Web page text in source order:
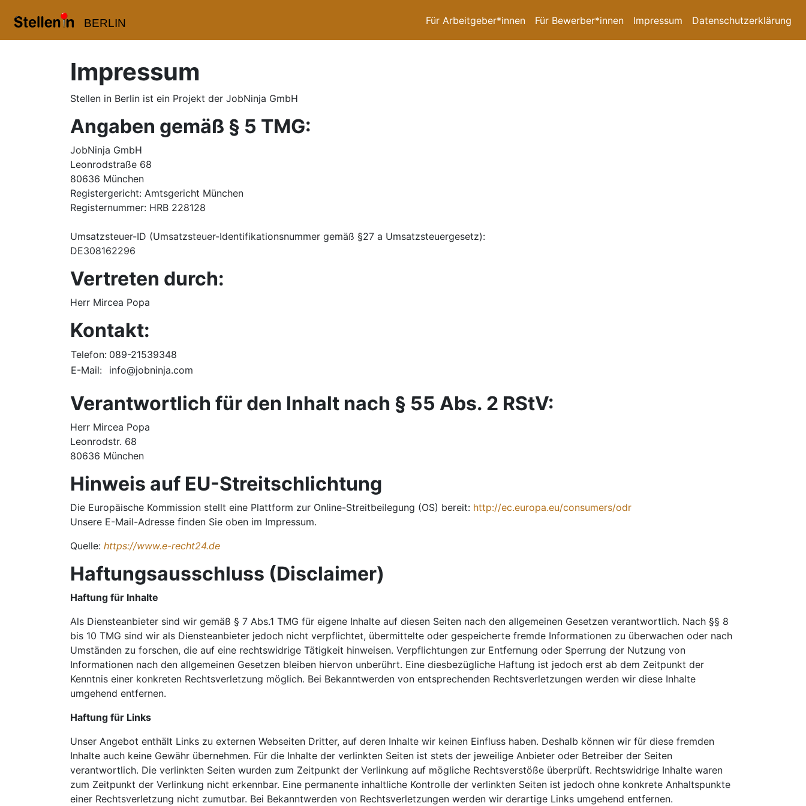
BERLIN Für Arbeitgeber*innen Für Bewerber*innen Impressum Datenschutzerklärung
Impressum
Stellen in Berlin ist ein Projekt der JobNinja GmbH
Angaben gemäß § 5 TMG:
JobNinja GmbH
Leonrodstraße 68
80636 München
Registergericht: Amtsgericht München
Registernummer: HRB 228128
Umsatzsteuer-ID (Umsatzsteuer-Identifikationsnummer gemäß §27 a Umsatzsteuergesetz):
DE308162296
Vertreten durch:
Herr Mircea Popa
Kontakt:
Telefon: 089-21539348
E-Mail:
info@jobninja.com
Verantwortlich für den Inhalt nach § 55 Abs. 2 RStV:
Herr Mircea Popa
Leonrodstr. 68
80636 München
Hinweis auf EU-Streitschlichtung
Die Europäische Kommission stellt eine Plattform zur Online-Streitbeilegung (OS) bereit: http://ec.europa.eu/consumers/odr
Unsere E-Mail-Adresse finden Sie oben im Impressum.
Quelle: https://www.e-recht24.de
Haftungsausschluss (Disclaimer)
Haftung für Inhalte
Als Diensteanbieter sind wir gemäß § 7 Abs.1 TMG für eigene Inhalte auf diesen Seiten nach den allgemeinen Gesetzen verantwortlich. Nach §§ 8
bis 10 TMG sind wir als Diensteanbieter jedoch nicht verpflichtet, übermittelte oder gespeicherte fremde Informationen zu überwachen oder nach
Umständen zu forschen, die auf eine rechtswidrige Tätigkeit hinweisen. Verpflichtungen zur Entfernung oder Sperrung der Nutzung von
Informationen nach den allgemeinen Gesetzen bleiben hiervon unberührt. Eine diesbezügliche Haftung ist jedoch erst ab dem Zeitpunkt der
Kenntnis einer konkreten Rechtsverletzung möglich. Bei Bekanntwerden von entsprechenden Rechtsverletzungen werden wir diese Inhalte
umgehend entfernen.
Haftung für Links
Unser Angebot enthält Links zu externen Webseiten Dritter, auf deren Inhalte wir keinen Einfluss haben. Deshalb können wir für diese fremden
Inhalte auch keine Gewähr übernehmen. Für die Inhalte der verlinkten Seiten ist stets der jeweilige Anbieter oder Betreiber der Seiten
verantwortlich. Die verlinkten Seiten wurden zum Zeitpunkt der Verlinkung auf mögliche Rechtsverstöße überprüft. Rechtswidrige Inhalte waren
zum Zeitpunkt der Verlinkung nicht erkennbar. Eine permanente inhaltliche Kontrolle der verlinkten Seiten ist jedoch ohne konkrete Anhaltspunkte
einer Rechtsverletzung nicht zumutbar. Bei Bekanntwerden von Rechtsverletzungen werden wir derartige Links umgehend entfernen.